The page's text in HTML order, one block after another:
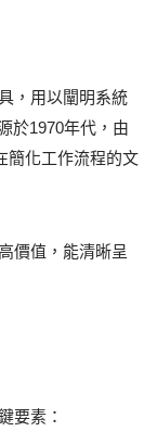
，用以闡明系統
於1970年代，由
簡化工作流程的文
價值，能清晰呈
要素：